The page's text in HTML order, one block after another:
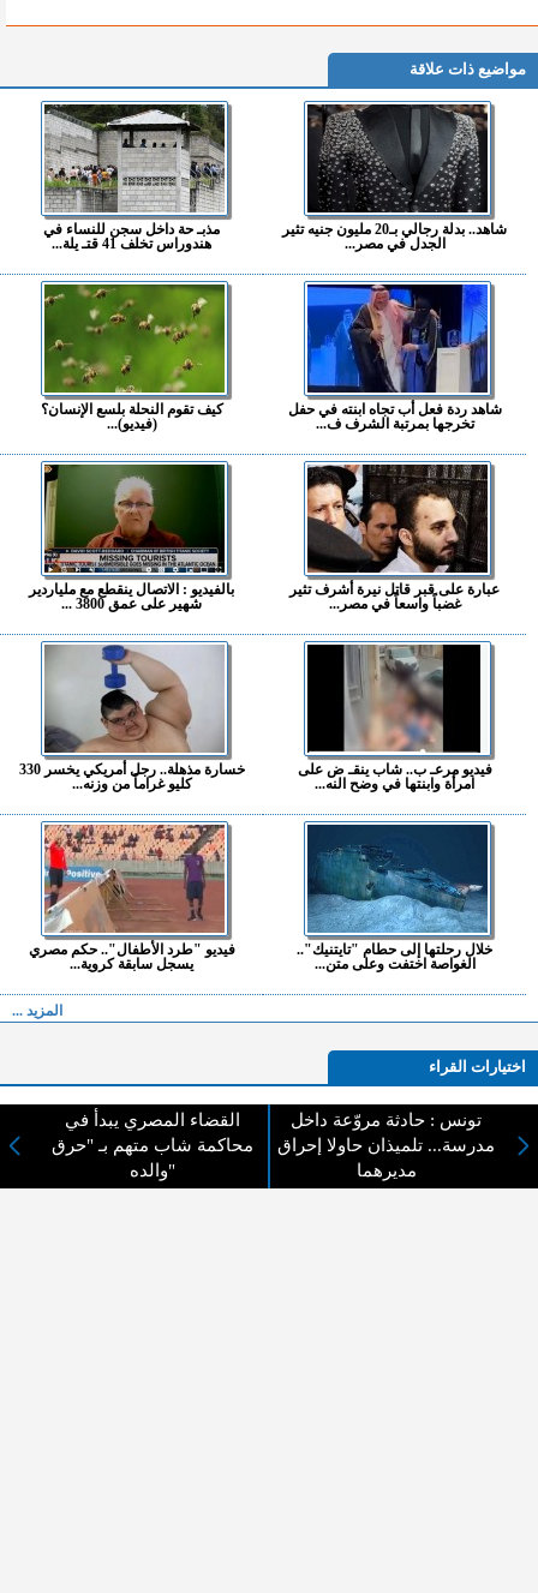
مواضيع ذات علاقة
شاهد.. بدلة رجالي بـ20 مليون جنيه تثير
الجدل في مصر...
مذبـ حة داخل سجن للنساء في
هندوراس تخلف 41 قتـ يلة...
شاهد ردة فعل أب تجاه ابنته في حفل
تخرجها بمرتبة الشرف ف...
كيف تقوم النحلة بلسع الإنسان؟
(فيديو)...
عبارة على قبر قاتل نيرة أشرف تثير
غضباً واسعاً في مصر...
بالفيديو : الاتصال ينقطع مع ملياردير
شهير على عمق 3800 ...
فيديو مرعـ ب.. شاب ينقـ ض على
امرأة وابنتها في وضح النه...
خسارة مذهلة.. رجل أمريكي يخسر 330
كليو غراماً من وزنه...
خلال رحلتها إلى حطام "تايتنيك"..
الغواصة اختفت وعلى متن...
فيديو "طرد الأطفال".. حكم مصري
يسجل سابقة كروية...
المزيد ...
اختيارات القراء
تونس : حادثة مروّعة داخل
مدرسة... تلميذان حاولا إحراق
مديرهما
القضاء المصري يبدأ في
محاكمة شاب متهم بـ "حرق
والده"